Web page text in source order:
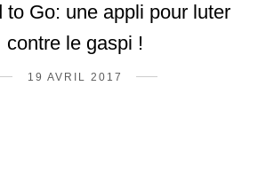
to Go: une appli pour luter
contre le gaspi !
19 AVRIL 2017